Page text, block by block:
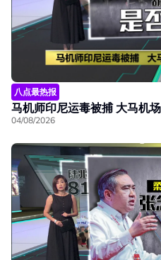
八点最热报
马机师印尼运毒被捕 大马机
04/08/2026